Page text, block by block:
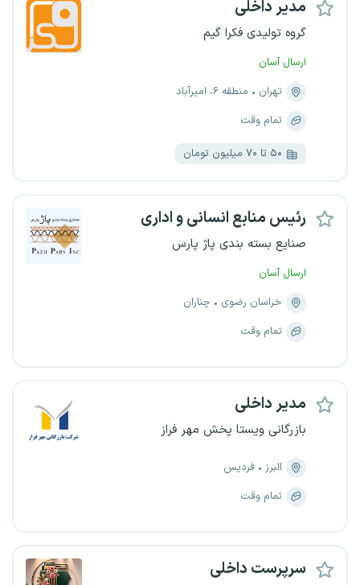
مدیر داخلی
گروه تولیدی فکرا گیم
ارسال آسان
تهران
منطقه ۶، امیرآباد
تمام وقت
۵۰ تا ۷۰ میلیون تومان
رئیس منابع انسانی و اداری
صنایع بسته بندی پاژ پارس
ارسال آسان
خراسان رضوی
چناران
تمام وقت
مدیر داخلی
بازرگانی ویستا پخش مهر فراز
البرز
فردیس
تمام وقت
سرپرست داخلی